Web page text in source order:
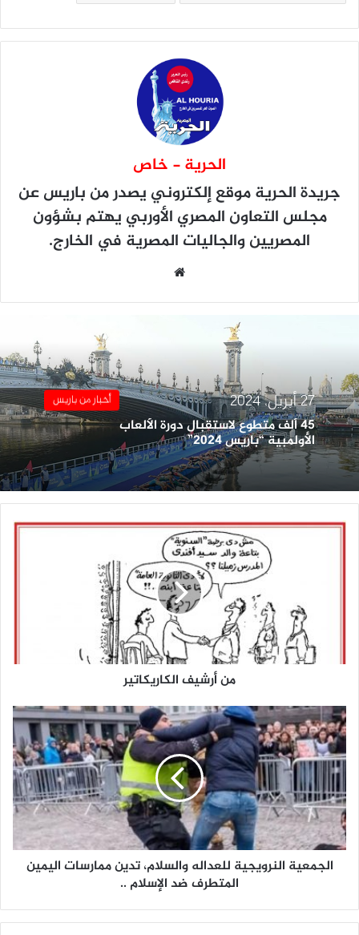
الحرية - خاص
جريدة الحريةموقع إلكتروني يصدر من باريس عن
مجلس التعاون المصري الأوربي يهتم بشؤون
المصريين والجاليات المصرية في الخارج.
أخبار من باريس 27 أبريل، 2024
٤٥ ألف متطوع لاستقبال دورة الألعاب
الأولمبية “باريس ٢٠٢٤”
من
من أرشيف الكاريكاتير
الجمعية
النرويجية
للعداله
والسلام،
تدين
ممارسات
اليمين
ضد
الجمعية النرويجية للعداله والسلام، تدين ممارسات اليمين
المتطرف ضد الإسلام ..